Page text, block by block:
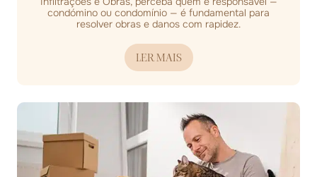
condómino ou condomínio — é fundamental para
resolver obras e danos com rapidez.
LER MAIS